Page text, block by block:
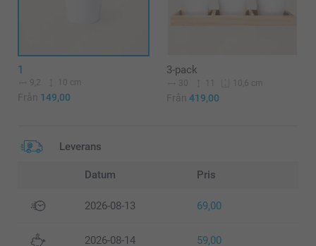
1
9,2 10 cm
Från 149,00
3-pack
30 10,6 cm
Från 419,00
Leverans
Datum Pris
2026-08-13 69,00
2026-08-14 59,00